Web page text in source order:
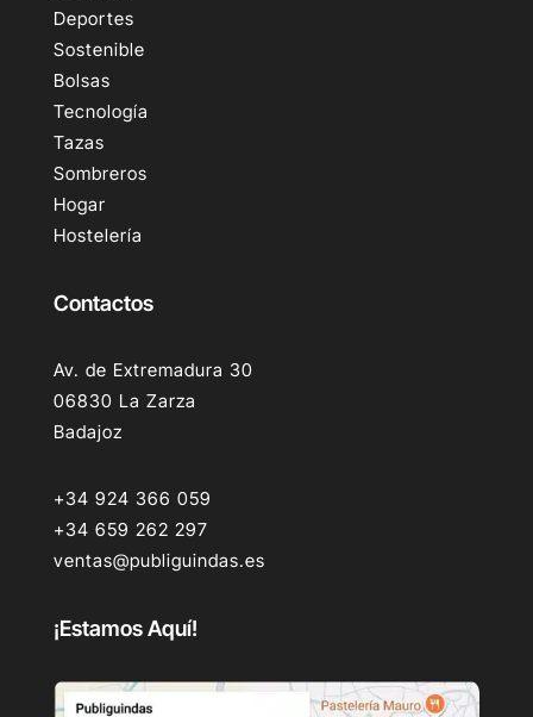
Deportes
Sostenible
Bolsas
Tecnología
Tazas
Sombreros
Hogar
Hostelería
Contactos
Av. de Extremadura 30
06830 La Zarza
Badajoz
+34 924 366 059
+34 659 262 297
ventas@publiguindas.es
¡Estamos Aquí!